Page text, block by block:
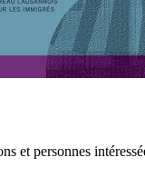
et personnes